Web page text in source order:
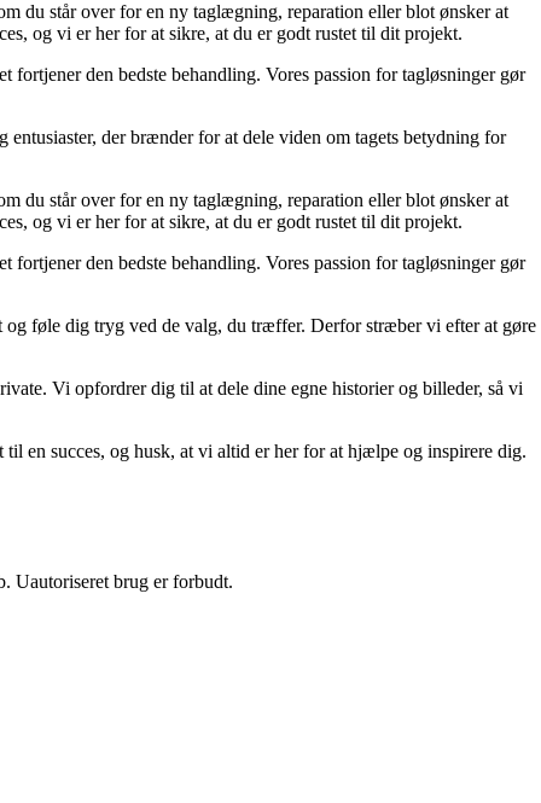
du står over for en ny taglægning, reparation eller blot ønsker at
og vi er her for at sikre, at du er godt rustet til dit projekt.
den bedste behandling. Vores passion for tagløsninger gør
der brænder for at dele viden om tagets betydning for
du står over for en ny taglægning, reparation eller blot ønsker at
og vi er her for at sikre, at du er godt rustet til dit projekt.
den bedste behandling. Vores passion for tagløsninger gør
føle dig tryg ved de valg, du træffer. Derfor stræber vi efter at gøre
Vi opfordrer dig til at dele dine egne historier og billeder, så vi
en succes, og husk, at vi altid er her for at hjælpe og inspirere dig.
Uautoriseret brug er forbudt.